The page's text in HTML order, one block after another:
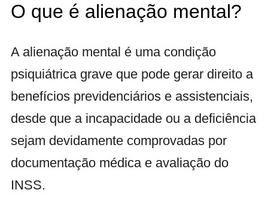
O que é alienação mental?
A alienação mental é uma condição
psiquiátrica grave que pode gerar direito a
benefícios previdenciários e assistenciais,
desde que a incapacidade ou a deficiência
sejam devidamente comprovadas por
documentação médica e avaliação do
INSS.